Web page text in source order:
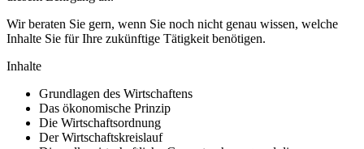
Wir beraten Sie gern, wenn Sie noch nicht genau wissen, welche
Inhalte Sie für Ihre zukünftige Tätigkeit benötigen.
Inhalte
Grundlagen des Wirtschaftens
Das ökonomische Prinzip
Die Wirtschaftsordnung
Der Wirtschaftskreislauf